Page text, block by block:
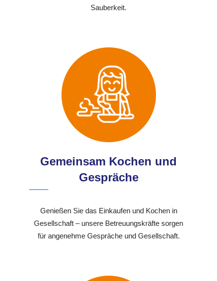
Sauberkeit.
Gemeinsam Kochen und
Gespräche
Genießen Sie das Einkaufen und Kochen in
Gesellschaft – unsere Betreuungskräfte sorgen
für angenehme Gespräche und Gesellschaft.